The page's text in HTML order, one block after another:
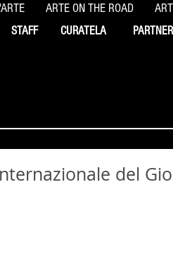
ARTE ON THE ROAD
STAFF CURATELA
del